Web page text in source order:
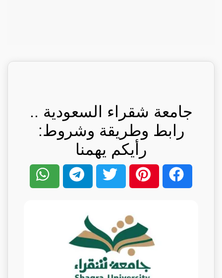
جامعة شقراء السعودية ..
رابط وطريقة وشروط:
رأيكم يهمنا